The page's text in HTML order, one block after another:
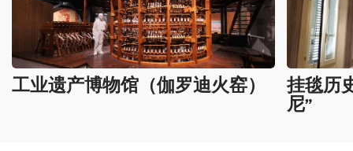
工业遗产博物馆（伽罗迪火窑）
挂毯历
尼”